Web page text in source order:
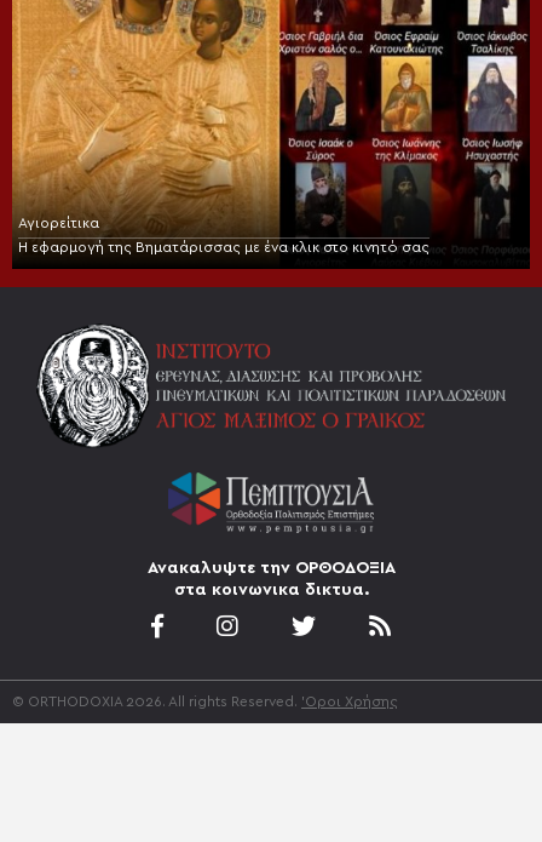
Αγιορείτικα
Η εφαρμογή της Βηματάρισσας με ένα κλικ στο κινητό σας
Ανακαλυψτε την ΟΡΘΟΔΟΞΙΑ
στα κοινωνικα δικτυα.
© ORTHODOXIA 2026. All rights Reserved. 'Οροι Χρήσης